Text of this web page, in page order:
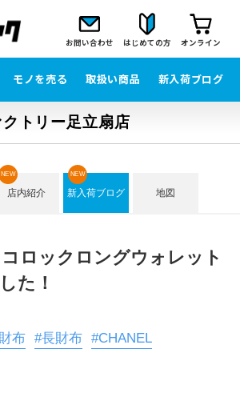
お問い合わせ はじめての方 オンライン
モノを売る 取扱い商品 新入荷ブログ
クトリー足立扇店
店内紹介
NEW
新入荷ブログ
NEW
地図
ロックロングウォレット
た！
布 #長財布 #CHANEL